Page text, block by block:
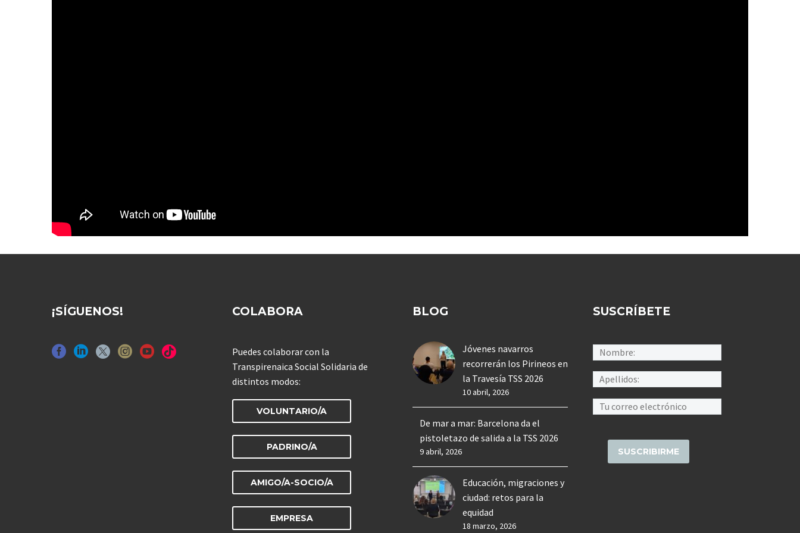
¡SÍGUENOS! COLABORA
Puedes colaborar con la
Transpirenaica Social Solidaria de
distintos modos:
VOLUNTARIO/A
PADRINO/A
AMIGO/A-SOCIO/A
EMPRESA
BLOG
Jóvenes navarros
recorrerán los Pirineos en
la Travesía TSS 2026
10 abril, 2026
De mar a mar: Barcelona da el
pistoletazo de salida a la TSS 2026
9 abril, 2026
Educación, migraciones y
ciudad: retos para la
equidad
18 marzo, 2026
SUSCRÍBETE